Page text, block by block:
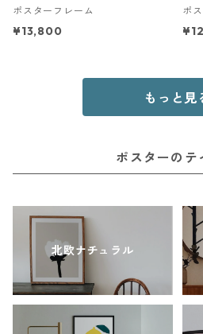
ポスターフレーム
¥13,800
ポ
もっと見
ポスターのテ
北欧ナチュラル